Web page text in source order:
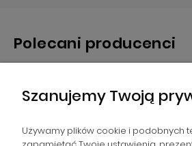
Polecani producenci
Szanujemy Twoją
Używamy plików cookie i podobnych